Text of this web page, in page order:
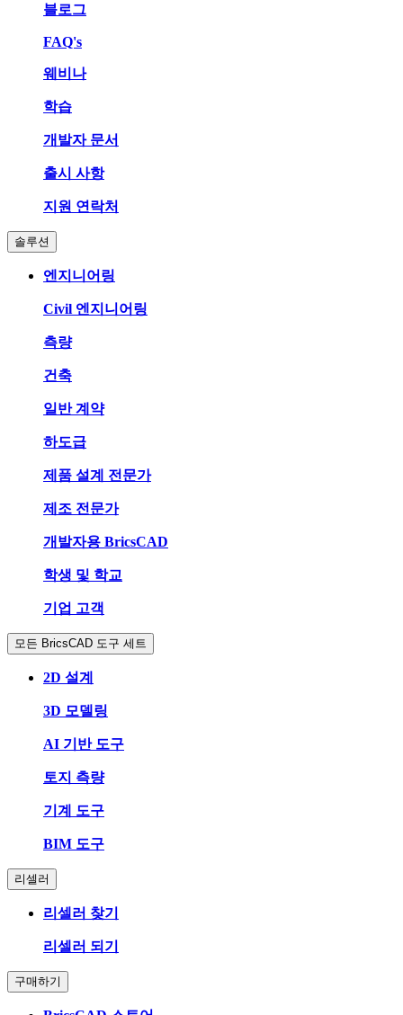
블로그
FAQ's
웨비나
학습
개발자 문서
출시 사항
지원 연락처
솔루션
엔지니어링
Civil 엔지니어링
측량
건축
일반 계약
하도급
제품 설계 전문가
제조 전문가
개발자용 BricsCAD
학생 및 학교
기업 고객
모든 BricsCAD 도구 세트
2D 설계
3D 모델링
AI 기반 도구
토지 측량
기계 도구
BIM 도구
리셀러
리셀러 찾기
리셀러 되기
구매하기